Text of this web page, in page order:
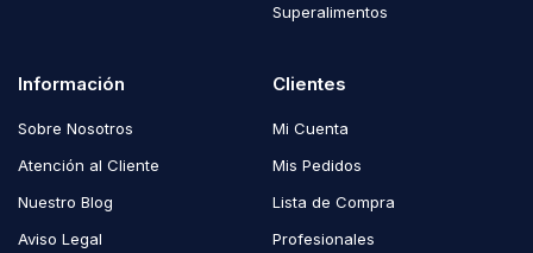
Superalimentos
Información
Sobre Nosotros
Atención al Cliente
Nuestro Blog
Aviso Legal
Clientes
Mi Cuenta
Mis Pedidos
Lista de Compra
Profesionales